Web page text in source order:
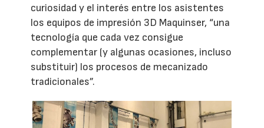
curiosidad y el interés entre los asistentes
los equipos de impresión 3D Maquinser, “una
tecnología que cada vez consigue
complementar (y algunas ocasiones, incluso
substituir) los procesos de mecanizado
tradicionales”.